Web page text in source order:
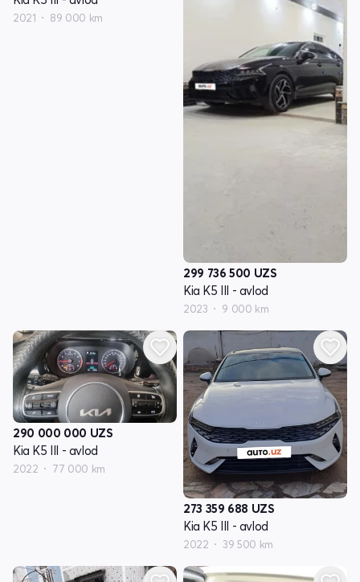
2021 89 000 km
299 736 500 UZS
Kia K5 III - avlod
2023 9 000 km
290 000 000 UZS
Kia K5 III - avlod
2022 77 000 km
273 359 688 UZS
Kia K5 III - avlod
2022 39 500 km